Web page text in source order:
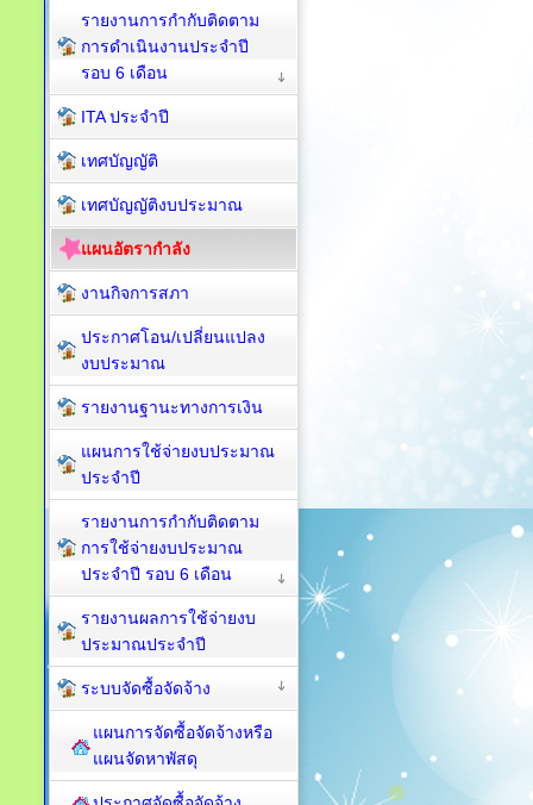
รายงานการกำกับติดตาม
การดำเนินงานประจำปี
รอบ 6 เดือน
ITA ประจำปี
เทศบัญญัติ
เทศบัญญัติงบประมาณ
แผนอัตรากำลัง
งานกิจการสภา
ประกาศโอน/เปลี่ยนแปลง
งบประมาณ
รายงานฐานะทางการเงิน
แผนการใช้จ่ายงบประมาณ
ประจำปี
รายงานการกำกับติดตาม
การใช้จ่ายงบประมาณ
ประจำปี รอบ 6 เดือน
รายงานผลการใช้จ่ายงบ
ประมาณประจำปี
ระบบจัดซื้อจัดจ้าง
แผนการจัดซื้อจัดจ้างหรือ
แผนจัดหาพัสดุ